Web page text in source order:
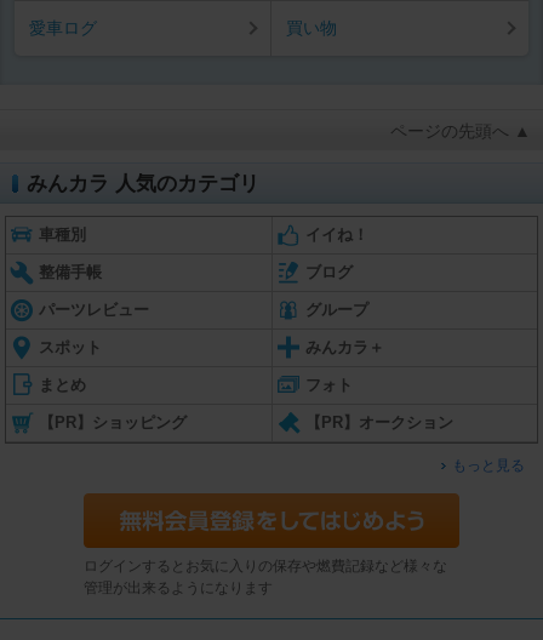
愛車ログ 買い物
ページの先頭へ ▲
みんカラ 人気のカテゴリ
車種別 イイね！
整備手帳 ブログ
パーツレビュー グループ
スポット みんカラ＋
まとめ フォト
【PR】ショッピング 【PR】オークション
もっと見る
ログインするとお気に入りの保存や燃費記録など様々な
管理が出来るようになります